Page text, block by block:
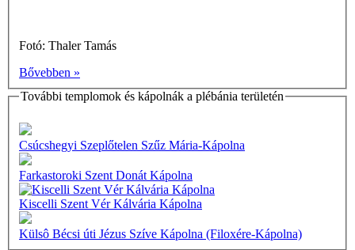
Fotó: Thaler Tamás
Bővebben »
További templomok és kápolnák a plébánia területén
Csúcshegyi Szeplőtelen Szűz Mária-Kápolna
Farkastoroki Szent Donát Kápolna
Kiscelli Szent Vér Kálvária Kápolna
Külsô Bécsi úti Jézus Szíve Kápolna (Filoxére-Kápolna)